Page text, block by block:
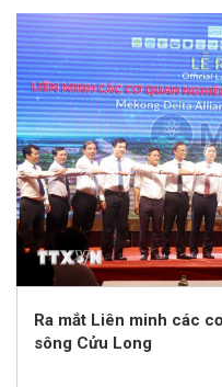
Ra mắt Liên minh các
sông Cửu Long